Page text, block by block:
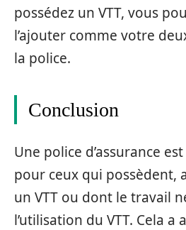
possédez un VTT, vous
l’ajouter comme votre
la police.
Conclusion
Une police d’assurance
pour ceux qui possèdent,
un VTT ou dont le travail
l’utilisation du VTT. Cela a